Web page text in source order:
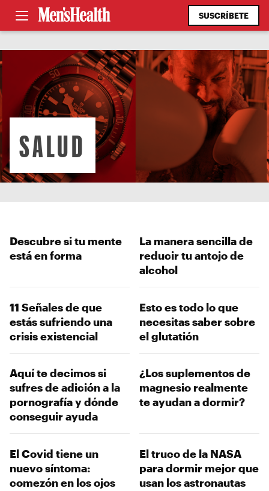
SUSCRÍBETE
SALUD
Descubre si tu mente
está en forma
La manera sencilla de
reducir tu antojo de
alcohol
11 Señales de que
estás sufriendo una
crisis existencial
Esto es todo lo que
necesitas saber sobre
el glutatión
Aquí te decimos si
sufres de adición a la
pornografía y dónde
conseguir ayuda
¿Los suplementos de
magnesio realmente
te ayudan a dormir?
El Covid tiene un
nuevo síntoma:
comezón en los ojos
El truco de la NASA
para dormir mejor que
usan los astronautas